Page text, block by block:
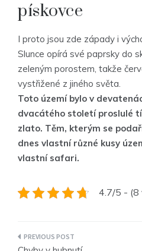
pískovce
I proto jsou zde západy i
Slunce opírá své paprsky do
zeleným porostem, takže
vystřižené z jiného světa.
Toto území bylo v
dvacátého století proslulé
zlato. Těm, kterým se
dnes vlastní různé kusy
vlastní safari.
4.7/5 - (8
Navigace